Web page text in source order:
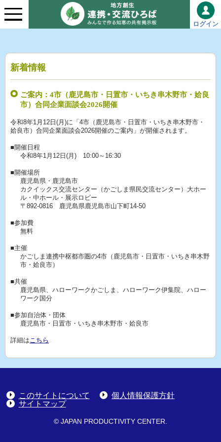
ログイン
新着情報
ご案内：4市（鹿児島市・日置市・いちき串木野市・姶良
市）合同企業面談会2026開催
令和8年1月12日(月)に「4市（鹿児島市・日置市・いちき串木野市・
姶良市）合同企業面談会2026開催のご案内」が開催されます。
■開催日程
令和8年1月12日(月) 10:00～16:30
■開催場所
鹿児島県・鹿児島市
カクイックス交流センター（かごしま県民交流センター）大ホー
ル・中ホール・展示ロビー
〒892-0816 鹿児島県鹿児島市山下町14-50
■参加費
無料
■主催
かごしま連携中枢都市圏の4市（鹿児島市・日置市・いちき串木野
市・姶良市）
■共催
鹿児島県、ハローワークかごしま、ハローワーク伊集院、ハロー
ワーク国分
■参加自治体・団体
鹿児島市・日置市・いちき串木野市・姶良市
詳細はこちら
このサイトについて
個人情報保護方針
サイトマップ
© JAPAN PRODUCTIVITY CENTER.